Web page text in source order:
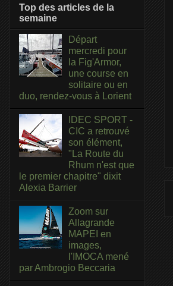
Top des articles de la
semaine
Départ
mercredi pour
la Fig'Armor,
une course en
solitaire ou en
duo, rendez-vous à Lorient
IDEC SPORT -
CIC a retrouvé
son élément,
"La Route du
Rhum n'est que
le premier chapitre" dixit
Alexia Barrier
Zoom sur
Allagrande
MAPEI en
images,
l'IMOCA mené
par Ambrogio Beccaria